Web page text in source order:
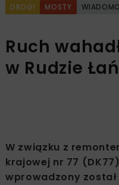
DROGI MOSTY
Ruch
w Rudzie
W związku z
krajowej nr 77
wprowadzony